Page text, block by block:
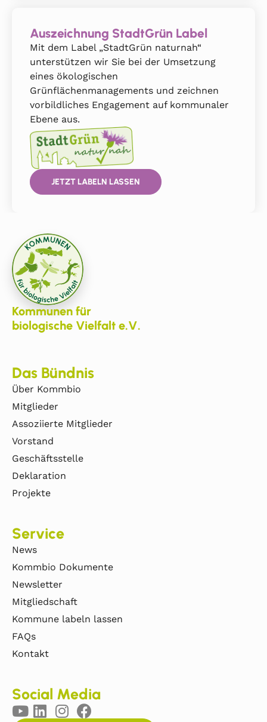
Auszeichnung StadtGrün Label
Mit dem Label „StadtGrün naturnah“
unterstützen wir Sie bei der Umsetzung
eines ökologischen
Grünflächenmanagements und zeichnen
vorbildliches Engagement auf kommunaler
Ebene aus.
JETZT LABELN LASSEN
Kommunen für
biologische Vielfalt e.V.
Das Bündnis
Über Kommbio
Mitglieder
Assoziierte Mitglieder
Vorstand
Geschäftsstelle
Deklaration
Projekte
Service
News
Kommbio Dokumente
Newsletter
Mitgliedschaft
Kommune labeln lassen
FAQs
Kontakt
Social Media